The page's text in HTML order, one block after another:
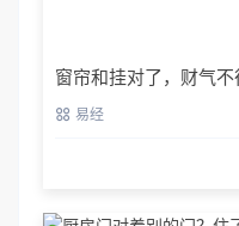
窗帘和挂对了，财气
易经